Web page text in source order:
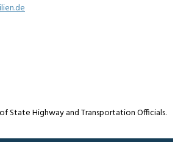
State Highway and Transportation Officials.